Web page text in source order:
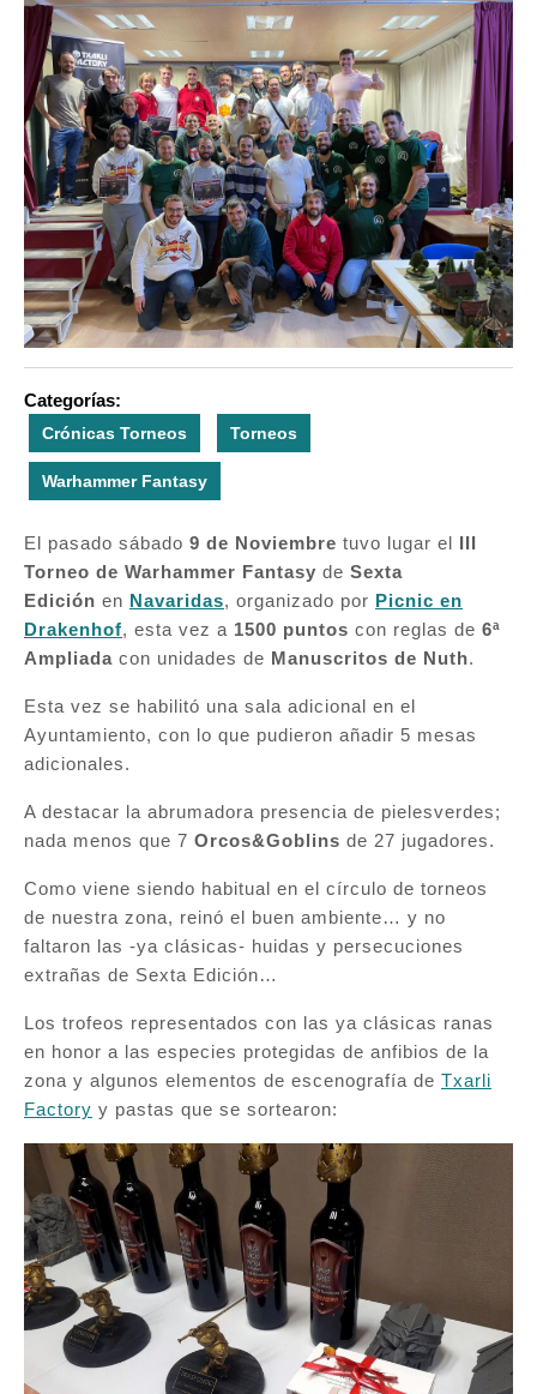
Categorías:
Crónicas Torneos Torneos
Warhammer Fantasy
El pasado sábado 9 de Noviembre tuvo lugar el III
Torneo de Warhammer Fantasy de Sexta
Edición en Navaridas, organizado por Picnic en
Drakenhof, esta vez a 1500 puntos con reglas de 6ª
Ampliada con unidades de Manuscritos de Nuth.
Esta vez se habilitó una sala adicional en el
Ayuntamiento, con lo que pudieron añadir 5 mesas
adicionales.
A destacar la abrumadora presencia de pielesverdes;
nada menos que 7 Orcos&Goblins de 27 jugadores.
Como viene siendo habitual en el círculo de torneos
de nuestra zona, reinó el buen ambiente… y no
faltaron las -ya clásicas- huidas y persecuciones
extrañas de Sexta Edición…
Los trofeos representados con las ya clásicas ranas
en honor a las especies protegidas de anfibios de la
zona y algunos elementos de escenografía de Txarli
Factory y pastas que se sortearon: